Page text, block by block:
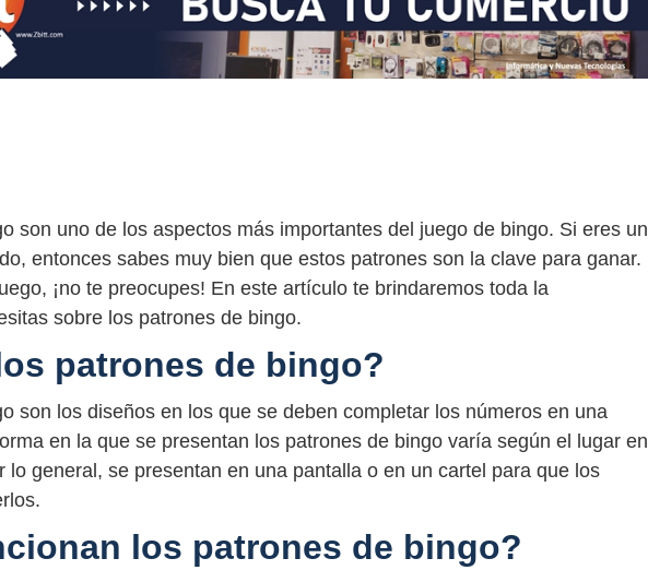
son uno de los aspectos más importantes del juego de bingo. Si eres un
entonces sabes muy bien que estos patrones son la clave para ganar.
¡no te preocupes! En este artículo te brindaremos toda la
sobre los patrones de bingo.
patrones de bingo?
son los diseños en los que se deben completar los números en una
en la que se presentan los patrones de bingo varía según el lugar en
lo general, se presentan en una pantalla o en un cartel para que los
los patrones de bingo?